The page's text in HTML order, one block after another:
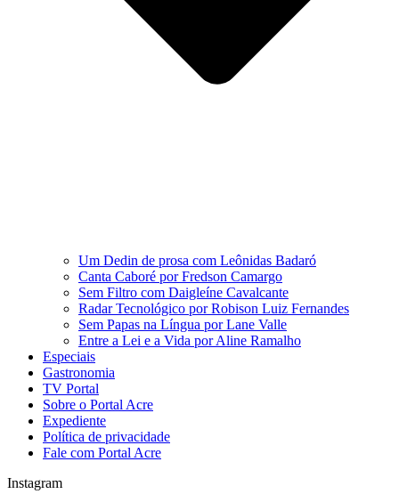
Um Dedin de prosa com Leônidas Badaró
Canta Caboré por Fredson Camargo
Sem Filtro com Daigleíne Cavalcante
Radar Tecnológico por Robison Luiz Fernandes
Sem Papas na Língua por Lane Valle
Entre a Lei e a Vida por Aline Ramalho
Especiais
Gastronomia
TV Portal
Sobre o Portal Acre
Expediente
Política de privacidade
Fale com Portal Acre
Instagram